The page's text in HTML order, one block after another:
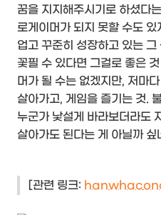
꿈을 지지해주시기로 하셨다
로게이머가 되지 못할 수도
업고 꾸준히 성장하고 있는 그
꽃필 수 있다면 그걸로 좋은
머가 될 수는 없겠지만, 저마
살아가고, 게임을 즐기는 것.
누군가 낯설게 바라보더라도
살아가도 된다는 게 아닐까 싶
[관련 링크: